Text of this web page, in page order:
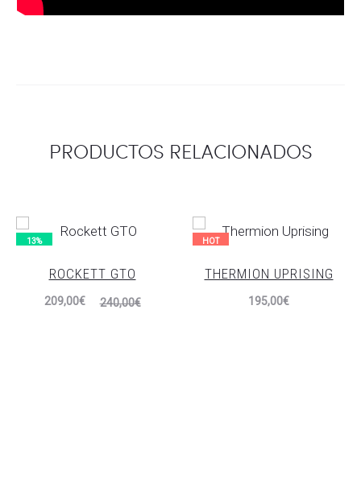
PRODUCTOS RELACIONADOS
13%
ROCKETT GTO
240,00€
El
209,00€
HOT
THERMION UPRISING
195,00€